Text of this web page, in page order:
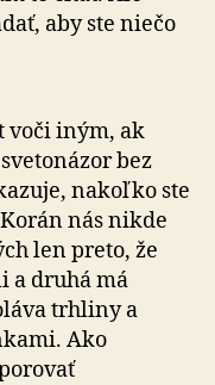
aby ste niečo
voči iným, ak
bez
nakoľko ste
nás nikde
len preto, že
a druhá má
trhliny a
Ako